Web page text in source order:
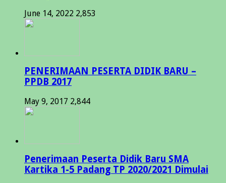
June 14, 2022 2,853
PENERIMAAN PESERTA DIDIK BARU –
PPDB 2017
May 9, 2017 2,844
Penerimaan Peserta Didik Baru SMA
Kartika 1-5 Padang TP 2020/2021 Dimulai